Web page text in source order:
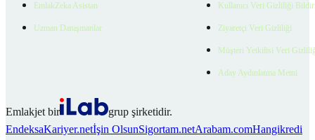
EmlakZeka Asistan
Uzman Danışmanlar
Kullanıcı Veri Gizliliği
Ziyaretçi Veri Gizliliği
Müşteri Yetkilisi Veri
Aday Aydınlatma Metni
Emlakjet bir
grup şirketidir.
EndeksaKariyer.netİşin OlsunSigortam.netArabam.comHangikredi